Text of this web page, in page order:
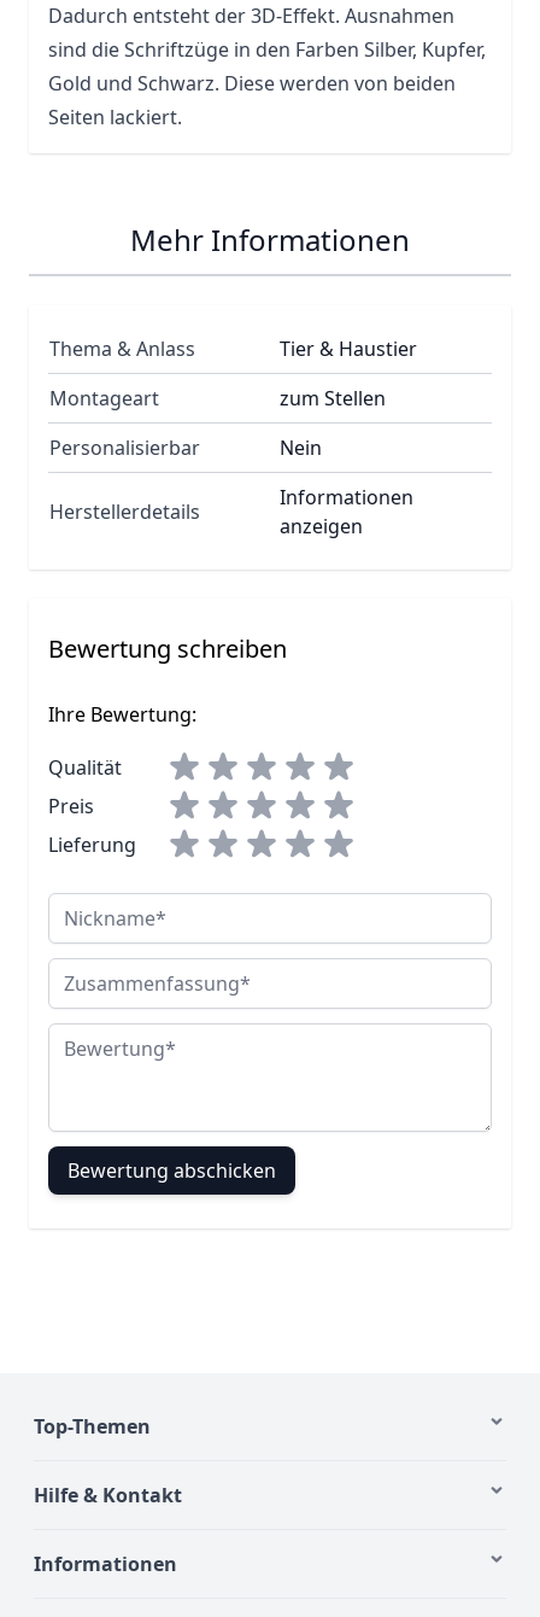
Dadurch entsteht der 3D-Effekt. Ausnahmen
sind die Schriftzüge in den Farben Silber, Kupfer,
Gold und Schwarz. Diese werden von beiden
Seiten lackiert.
Mehr Informationen
Thema & Anlass
Tier & Haustier
Montageart
zum Stellen
Personalisierbar
Nein
Herstellerdetails
Informationen
anzeigen
Bewertung schreiben
Ihre Bewertung:
Qualität
Preis
Lieferung
Nickname
Zusammenfassung
Bewertung
Bewertung abschicken
Top-Themen
Hilfe & Kontakt
Informationen